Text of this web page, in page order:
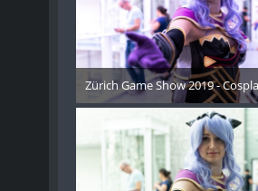
Zürich Game Show 2019 -
21. Oktober 2019